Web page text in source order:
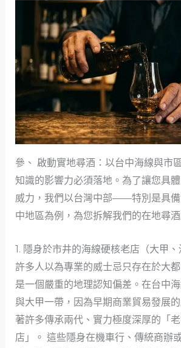
參、 啟動實地尋酒：以台中海線與市
知識的影響力必須落地。為了讓您具
威力，我們以台灣中部——特別是具備
中地區為例，為您拆解我們的在地尋
1. 隱身於市井的海線硬核老店（大甲、
許多人以為專業的威士忌只存在於大
是一個嚴重的地理認知偏差。在台中
與大甲一帶，因為早期商業貿易發展
著許多傳承兩代、實力極度深厚的「
店」。 這些隱身在機車行、傳統商辦